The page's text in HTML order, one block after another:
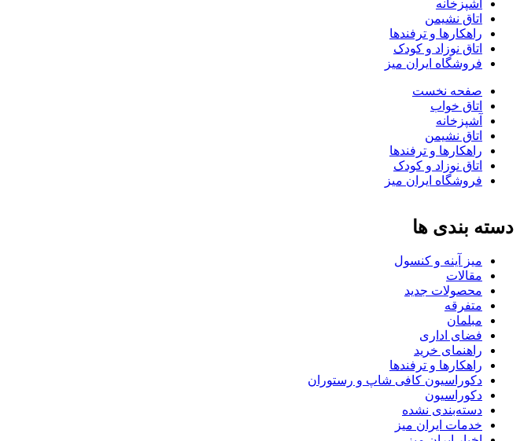
آشپزخانه
اتاق نشیمن
راهکارها و ترفندها
اتاق نوزاد و کودک
فروشگاه ایران میز
صفحه نخست
اتاق خواب
آشپزخانه
اتاق نشیمن
راهکارها و ترفندها
اتاق نوزاد و کودک
فروشگاه ایران میز
دسته بندی ها
میز آینه و کنسول
مقالات
محصولات جدید
متفرقه
مبلمان
فضای اداری
راهنمای خرید
راهکارها و ترفندها
دکوراسیون کافی شاپ و رستوران
دکوراسیون
دسته‌بندی نشده
خدمات ایران میز